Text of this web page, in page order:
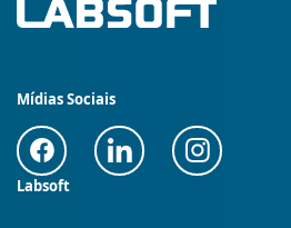
Mídias Sociais
Labsoft